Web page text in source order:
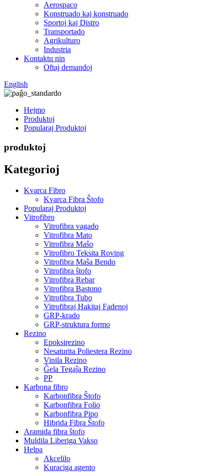
Aerospaco
Konstruado kaj konstruado
Sportoj kaj Distro
Transportado
Agrikulturo
Industria
Kontaktu nin
Oftaj demandoj
English
Hejmo
Produktoj
Popularaj Produktoj
produktoj
Kategorioj
Kvarca Fibro
Kvarca Fibra Ŝtofo
Popularaj Produktoj
Vitrofibro
Vitrofibra vagado
Vitrofibra Mato
Vitrofibra Maŝo
Vitrofibro Teksita Roving
Vitrofibra Maŝa Bendo
Vitrofibra ŝtofo
Vitrofibra Rebar
Vitrofibra Bastono
Vitrofibra Tubo
Vitrofibraj Hakitaj Fadenoj
GRP-krado
GRP-struktura formo
Rezino
Epoksirezino
Nesaturita Poliestera Rezino
Vinila Rezino
Ĝela Tegaĵa Rezino
PP
Karbona fibro
Karbonfibra Ŝtofo
Karbonfibra Folio
Karbonfibra Pipo
Hibrida Fibra Ŝtofo
Aramida fibra ŝtofo
Muldila Liberiga Vakso
Helpa
Akcelilo
Kuraciga agento